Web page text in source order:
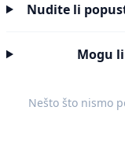
Nudite li
Mogu
Nešto što nismo